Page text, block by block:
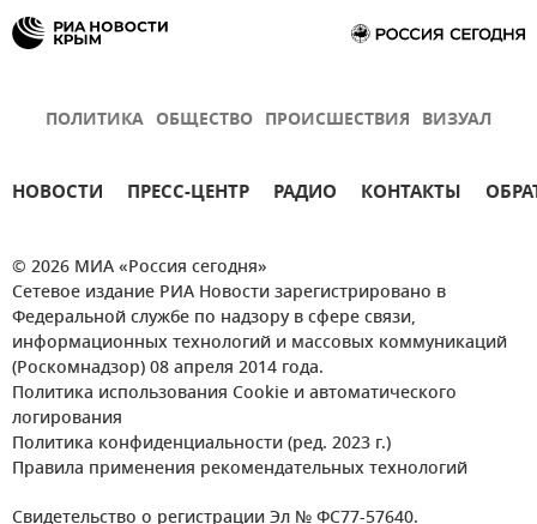
ПОЛИТИКА ОБЩЕСТВО ПРОИСШЕСТВИЯ ВИЗУАЛ
НОВОСТИ ПРЕСС-ЦЕНТР РАДИО КОНТАКТЫ
© 2026 МИА «Россия сегодня»
Сетевое издание РИА Новости зарегистрировано в
Федеральной службе по надзору в сфере связи,
информационных технологий и массовых коммуникаций
(Роскомнадзор) 08 апреля 2014 года.
Политика использования Cookie и автоматического
логирования
Политика конфиденциальности (ред. 2023 г.)
Правила применения рекомендательных технологий
Свидетельство о регистрации Эл № ФС77-57640.